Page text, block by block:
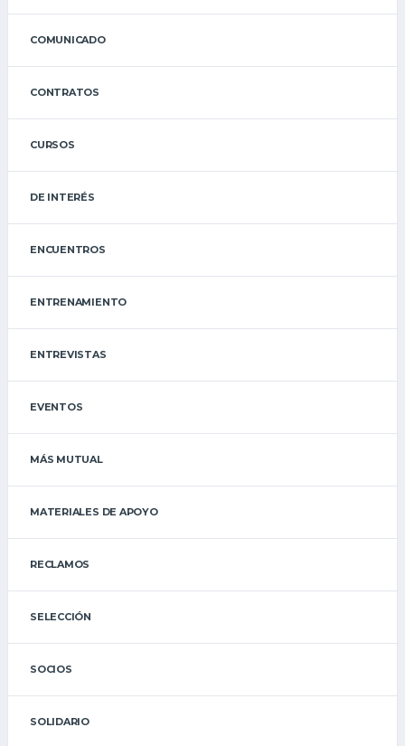
COMUNICADO
CONTRATOS
CURSOS
DE INTERÉS
ENCUENTROS
ENTRENAMIENTO
ENTREVISTAS
EVENTOS
MÁS MUTUAL
MATERIALES DE APOYO
RECLAMOS
SELECCIÓN
SOCIOS
SOLIDARIO